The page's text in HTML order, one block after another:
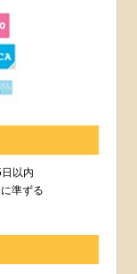
以内
準ずる